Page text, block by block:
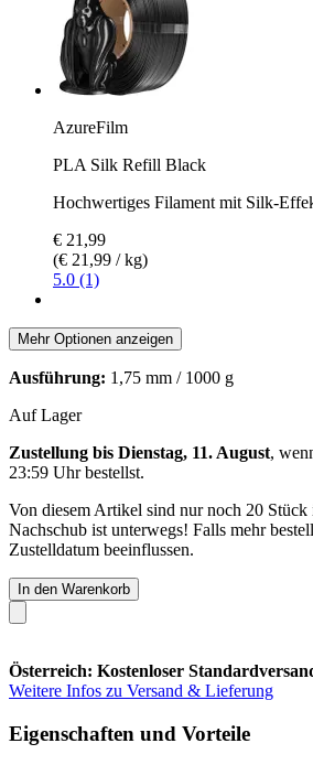
AzureFilm
PLA Silk Refill Black
Hochwertiges Filament mit Silk-
€ 21,99
(€ 21,99 / kg)
5.0 (1)
Mehr Optionen anzeigen
Ausführung: 1,75 mm / 1000 g
Auf Lager
Zustellung bis Dienstag, 11. August,
23:59 Uhrbestellst.
Von diesem Artikel sind nur noch 20 Stück
Nachschub ist unterwegs! Falls mehr
Zustelldatum beeinflussen.
In den Warenkorb
Österreich: Kostenloser
Weitere Infos zu Versand & Lieferung
Eigenschaften und Vorteile